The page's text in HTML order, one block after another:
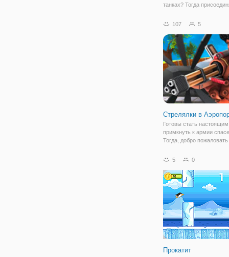
танках? Тогда
классическая игра из
движке Юнити, что
107 5
Стрелялки в
Готовы стать
примкнуть к армии
Тогда, добро
Вы вступите в ряды
собственной жизни для
5 0
Прокатит